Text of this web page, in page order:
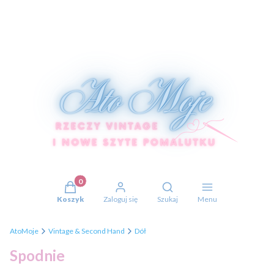
Produkty w koszyku: 0. Zobacz szczegóły
Koszyk Zaloguj się
Otwórz wyszukiwarkę
Szukaj Menu
AtoMoje Vintage & Second Hand Dół
Spodnie